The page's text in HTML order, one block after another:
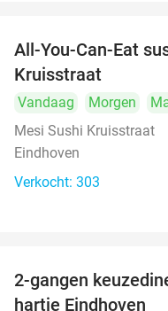
All-You-Can-Eat
Kruisstraat
Vandaag Morgen
Mesi Sushi Kruisstraat
Eindhoven
Verkocht: 303
2-gangen
hartje Eindhoven